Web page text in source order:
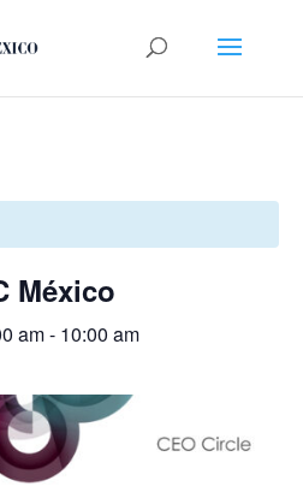
México
am- 10:00 am